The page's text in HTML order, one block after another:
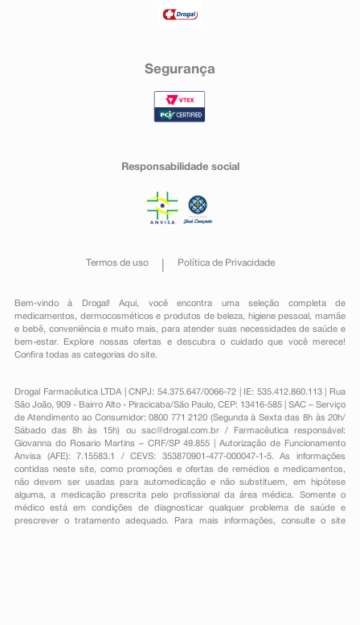
Segurança
Responsabilidade social
Termos de uso Política de Privacidade
Bem-vindo à Drogal! Aqui, você encontra uma seleção completa de
medicamentos , dermocosméticos e produtos de beleza, higiene pessoal ,mamãe
e bebê, conveniênciae muito mais, para atender suas necessidades de saúde e
bem-estar. Explore nossas ofertas e descubra o cuidado que você merece!
Confira todas as categorias do site.
Drogal Farmacêutica LTDA | CNPJ: 54.375.647/0066-72 | IE: 535.412.860.113 | Rua
São João, 909 - Bairro Alto - Piracicaba/São Paulo, CEP: 13416-585 | SAC – Serviço
de Atendimento ao Consumidor: 0800 771 2120 (Segunda à Sexta das 8h às 20h/
Sábado das 8h às 15h) ou sac@drogal.com.br/ Farmacêutica responsável:
Giovanna do Rosario Martins – CRF/SP 49.855 | Autorização de Funcionamento
Anvisa (AFE): 7.15583.1 / CEVS: 353870901-477-000047-1-5. As informações
contidas neste site, como promoções e ofertas de remédios e medicamentos,
não devem ser usadas para automedicação e não substituem, em hipótese
alguma, a medicação prescrita pelo profissional da área médica. Somente o
médico está em condições de diagnosticar qualquer problema de saúde e
prescrever o tratamento adequado. Para mais informações, consulte o site